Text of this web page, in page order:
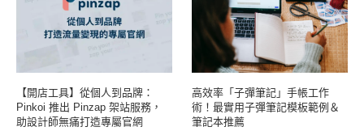
【開店工具】從個人到品牌：
Pinkoi 推出 Pinzap 架站服務，
助設計師無痛打造專屬官網
高效率「子彈筆記」手帳工作
術！最實用子彈筆記模板範例＆
筆記本推薦